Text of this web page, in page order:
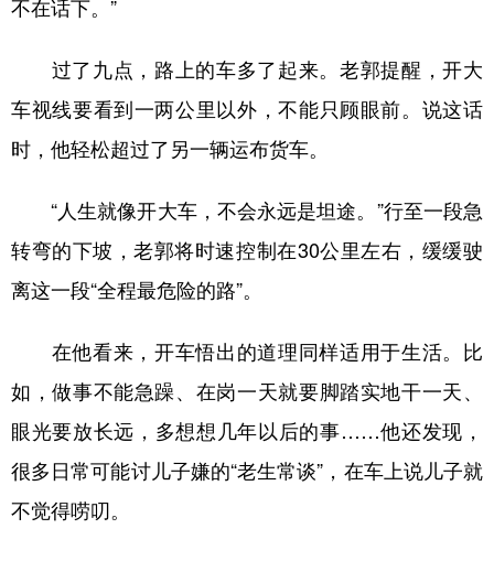
不在话下。”
过了九点，路上的车多了起来。老郭提醒，开大
车视线要看到一两公里以外，不能只顾眼前。说这话
时，他轻松超过了另一辆运布货车。
“人生就像开大车，不会永远是坦途。”行至一段急
转弯的下坡，老郭将时速控制在30公里左右，缓缓驶
离这一段“全程最危险的路”。
在他看来，开车悟出的道理同样适用于生活。比
如，做事不能急躁、在岗一天就要脚踏实地干一天、
眼光要放长远，多想想几年以后的事……他还发现，
很多日常可能讨儿子嫌的“老生常谈”，在车上说儿子就
不觉得唠叨。